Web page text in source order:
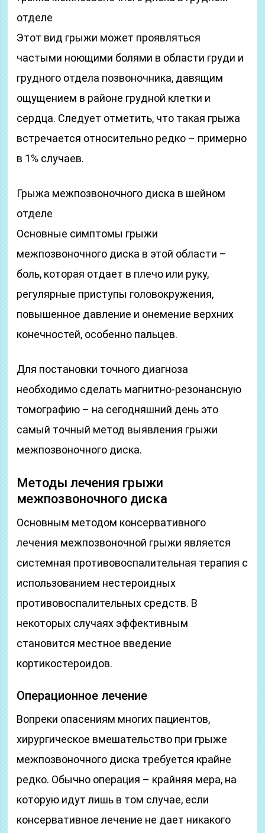
отделе
Этот вид грыжи может проявляться
частыми ноющими болями в области груди и
грудного отдела позвоночника, давящим
ощущением в районе грудной клетки и
сердца. Следует отметить, что такая грыжа
встречается относительно редко – примерно
в 1% случаев.
Грыжа межпозвоночного диска в шейном
отделе
Основные симптомы грыжи
межпозвоночного диска в этой области –
боль, которая отдает в плечо или руку,
регулярные приступы головокружения,
повышенное давление и онемение верхних
конечностей, особенно пальцев.
Для постановки точного диагноза
необходимо сделать магнитно-резонансную
томографию – на сегодняшний день это
самый точный метод выявления грыжи
межпозвоночного диска.
Методы лечения грыжи
межпозвоночного диска
Основным методом консервативного
лечения межпозвоночной грыжи является
системная противовоспалительная терапия с
использованием нестероидных
противовоспалительных средств. В
некоторых случаях эффективным
становится местное введение
кортикостероидов.
Операционное лечение
Вопреки опасениям многих пациентов,
хирургическое вмешательство при грыже
межпозвоночного диска требуется крайне
редко. Обычно операция – крайняя мера, на
которую идут лишь в том случае, если
консервативное лечение не дает никакого